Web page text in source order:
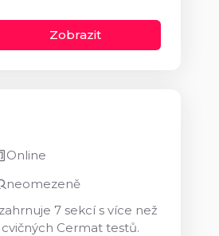
Zobrazit
Online
neomezeně
7 sekcí s více než
Cermat testů.